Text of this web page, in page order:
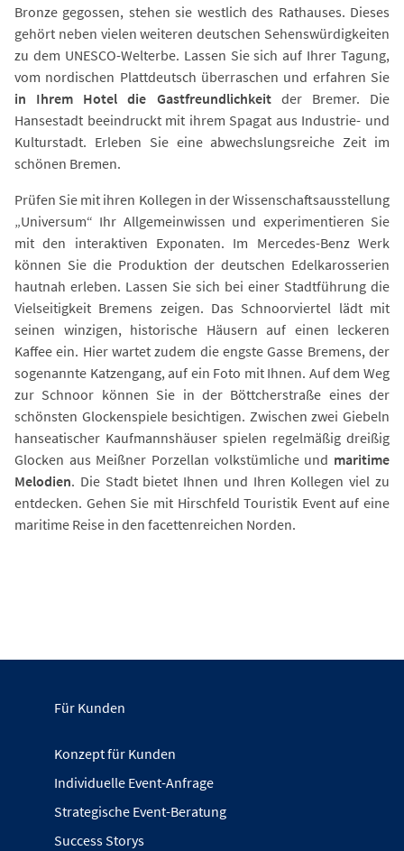
Bronze gegossen, stehen sie westlich des Rathauses. Dieses
gehört neben vielen weiteren deutschen Sehenswürdigkeiten
zu dem UNESCO-Welterbe. Lassen Sie sich auf Ihrer Tagung,
vom nordischen Plattdeutsch überraschen und erfahren Sie
in Ihrem Hotel die Gastfreundlichkeitder Bremer. Die
Hansestadt beeindruckt mit ihrem Spagat aus Industrie- und
Kulturstadt. Erleben Sie eine abwechslungsreiche Zeit im
schönen Bremen.
Prüfen Sie mit ihren Kollegen in der Wissenschaftsausstellung
„Universum“ Ihr Allgemeinwissen und experimentieren Sie
mit den interaktiven Exponaten. Im Mercedes-Benz Werk
können Sie die Produktion der deutschen Edelkarosserien
hautnah erleben. Lassen Sie sich bei einer Stadtführung die
Vielseitigkeit Bremens zeigen. Das Schnoorviertel lädt mit
seinen winzigen, historische Häusern auf einen leckeren
Kaffee ein. Hier wartet zudem die engste Gasse Bremens, der
sogenannte Katzengang, auf ein Foto mit Ihnen. Auf dem Weg
zur Schnoor können Sie in der Böttcherstraße eines der
schönsten Glockenspiele besichtigen. Zwischen zwei Giebeln
hanseatischer Kaufmannshäuser spielen regelmäßig dreißig
Glocken aus Meißner Porzellan volkstümliche und maritime
Melodien. Die Stadt bietet Ihnen und Ihren Kollegen viel zu
entdecken. Gehen Sie mit Hirschfeld Touristik Event auf eine
maritime Reise in den facettenreichen Norden.
Für Kunden
Konzept für Kunden
Individuelle Event-Anfrage
Strategische Event-Beratung
Success Storys